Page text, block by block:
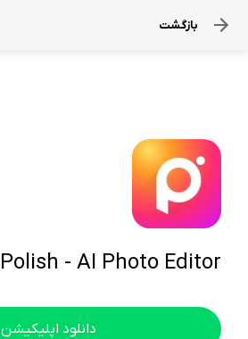
بازگشت
Polish - AI Photo Editor هک شده
دانلود اپلیکیشن